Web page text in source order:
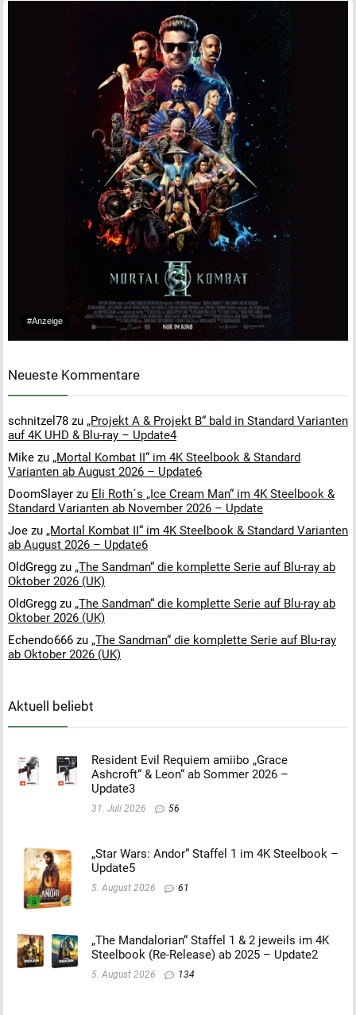
#Anzeige
Neueste Kommentare
schnitzel78 zu „Projekt A & Projekt B“ bald in Standard Varianten
auf 4K UHD & Blu-ray – Update4
Mike zu „Mortal Kombat II“ im 4K Steelbook & Standard
Varianten ab August 2026 – Update6
DoomSlayer zu Eli Roth´s „Ice Cream Man“ im 4K Steelbook &
Standard Varianten ab November 2026 – Update
Joe zu „Mortal Kombat II“ im 4K Steelbook & Standard Varianten
ab August 2026 – Update6
OldGregg zu „The Sandman“ die komplette Serie auf Blu-ray ab
Oktober 2026 (UK)
OldGregg zu „The Sandman“ die komplette Serie auf Blu-ray ab
Oktober 2026 (UK)
Echendo666 zu „The Sandman“ die komplette Serie auf Blu-ray
ab Oktober 2026 (UK)
Aktuell beliebt
Resident Evil Requiem amiibo „Grace
Ashcroft“ & Leon“ ab Sommer 2026 –
Update3
31. Juli 2026 56
„Star Wars: Andor“ Staffel 1 im 4K Steelbook –
Update5
5. August 2026 61
„The Mandalorian“ Staffel 1 & 2 jeweils im 4K
Steelbook (Re-Release) ab 2025 – Update2
5. August 2026 134